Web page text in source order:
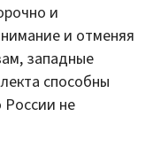
и
и отменяя
западные
способны
России не